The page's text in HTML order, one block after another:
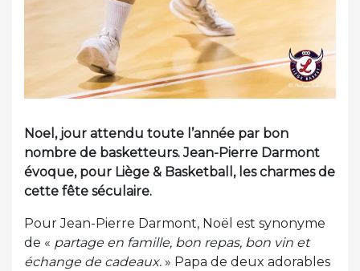
Noel, jour attendu toute l’année par bon
nombre de basketteurs. Jean-Pierre Darmont
évoque, pour Liège & Basketball, les charmes de
cette fête séculaire.
Pour Jean-Pierre Darmont, Noël est synonyme
de « partage en famille, bon repas, bon vin et
échange de cadeaux. » Papa de deux adorables